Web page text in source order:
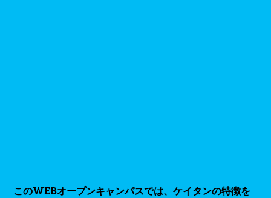
このWEBオープンキャンパスでは、ケイタンの特徴を